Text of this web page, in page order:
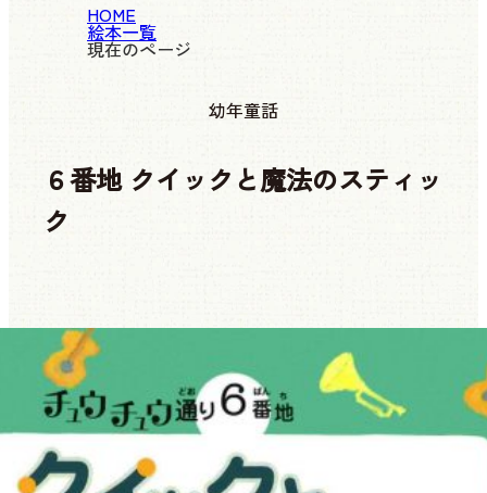
HOME
絵本一覧
現在のページ
幼年童話
６番地 クイックと魔法のスティッ
ク